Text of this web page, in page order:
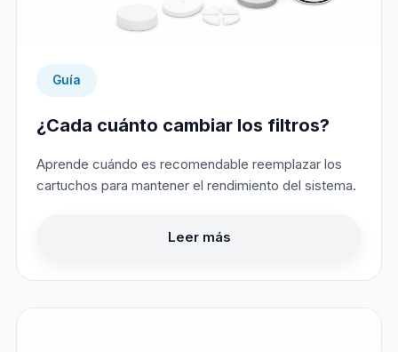
Guía
¿Cada cuánto cambiar los filtros?
Aprende cuándo es recomendable reemplazar los
cartuchos para mantener el rendimiento del sistema.
Leer más